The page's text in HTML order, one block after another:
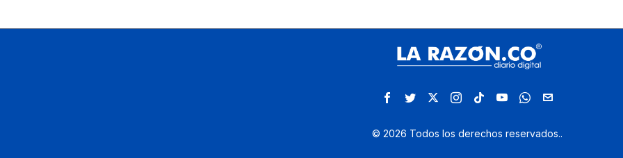
© 2026 Todos los derechos reservados..